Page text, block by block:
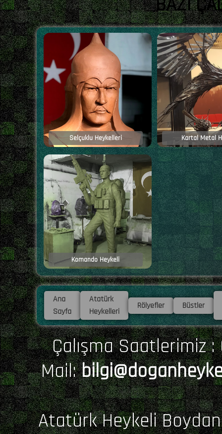
BAZI
Selçuklu Heykelleri Kartal Metal
Komando Heykeli
Ana
Sayfa
Atatürk
Heykelleri
Rölyefler Büstler
Çalışma Saatlerimiz
Mail:
Atatürk Heykeli